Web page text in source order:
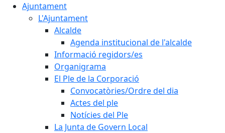
Ajuntament
L'Ajuntament
Alcalde
Agenda institucional de l'alcalde
Informació regidors/es
Organigrama
El Ple de la Corporació
Convocatòries/Ordre del dia
Actes del ple
Notícies del Ple
La Junta de Govern Local